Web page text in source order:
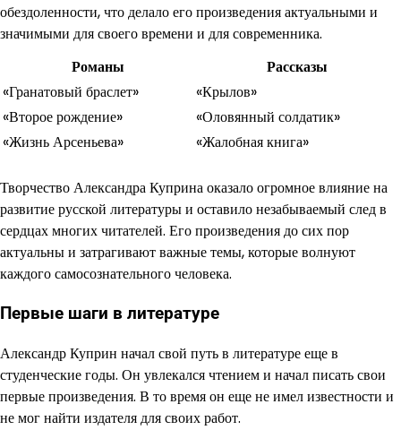
обездоленности, что делало его произведения актуальными и
значимыми для своего времени и для современника.
Романы
Рассказы
«Гранатовый браслет»
«Крылов»
«Второе рождение»
«Оловянный солдатик»
«Жизнь Арсеньева»
«Жалобная книга»
Творчество Александра Куприна оказало огромное влияние на
развитие русской литературы и оставило незабываемый след в
сердцах многих читателей. Его произведения до сих пор
актуальны и затрагивают важные темы, которые волнуют
каждого самосознательного человека.
Первые шаги в литературе
Александр Куприн начал свой путь в литературе еще в
студенческие годы. Он увлекался чтением и начал писать свои
первые произведения. В то время он еще не имел известности и
не мог найти издателя для своих работ.